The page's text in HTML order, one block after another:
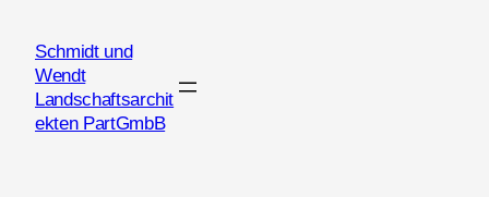
Schmidt und
Wendt
Landschaftsarchit
ekten PartGmbB